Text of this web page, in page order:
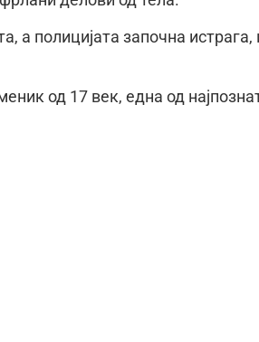
а полицијата започна истрага,
од 17 век, една од